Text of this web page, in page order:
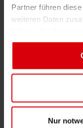
Partner führen
weiteren Daten
gesammelt haben.
Cookies, wenn Sie
Nur
Maßnahmen
Fokus auf
betroffener